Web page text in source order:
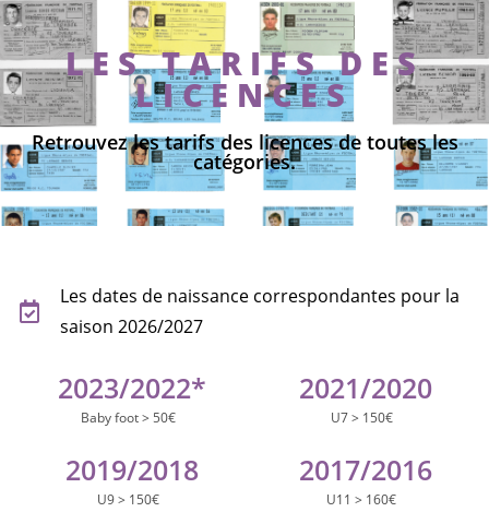
LES TARIFS DES
LICENCES
Retrouvez les tarifs des licences de toutes les
catégories.
Les dates de naissance correspondantes pour la
saison 2026/2027
Baby foot > 50€
2023/2022*
U7 > 150€
2021/2020
U9 > 150€
2019/2018
U11 > 160€
2017/2016